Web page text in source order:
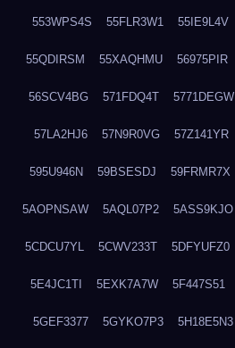
553WPS4S 55FLR3W1 55IE9L4V
55QDIRSM 55XAQHMU 56975PIR
56SCV4BG 571FDQ4T 5771DEGW
57LA2HJ6 57N9R0VG 57Z141YR
595U946N 59BSESDJ 59FRMR7X
5AOPNSAW 5AQL07P2 5ASS9KJO
5CDCU7YL 5CWV233T 5DFYUFZ0
5E4JC1TI 5EXK7A7W 5F447S51
5GEF3377 5GYKO7P3 5H18E5N3